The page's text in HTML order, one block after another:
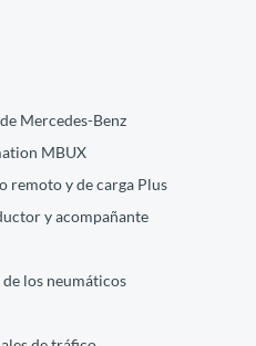
Mercedes-Benz
MBUX
remoto y de carga Plus
y acompañante
los neumáticos